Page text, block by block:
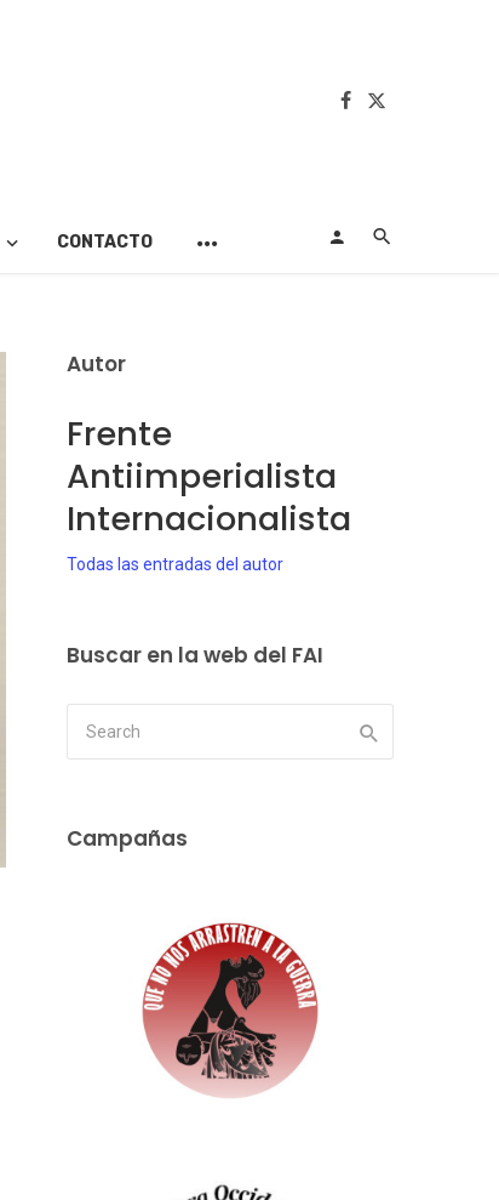
CONTACTO
Autor
Frente
Antiimperialista
Internacionalista
Todas las entradas del autor
Buscar en la web del FAI
Campañas